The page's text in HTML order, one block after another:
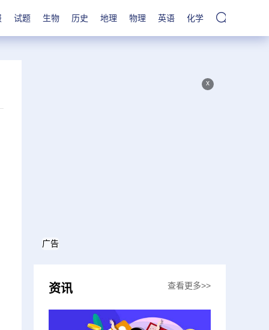
试题 生物 历史 地理 物理 英语 化学
x
广告
资讯 查看更多>>